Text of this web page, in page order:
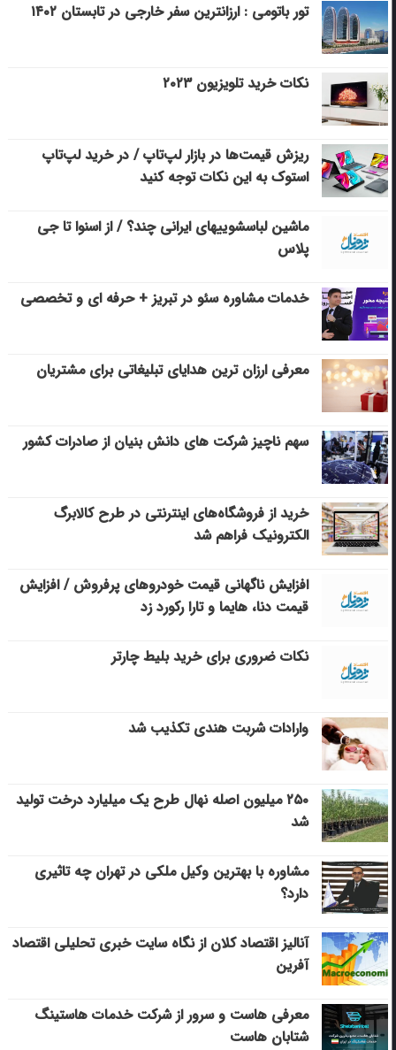
تور باتومی : ارزانترین سفر خارجی در تابستان ۱۴۰۲
نکات خرید تلویزیون ۲۰۲۳
ریزش قیمت‌ها در بازار لپ‌تاپ / در خرید لپ‌تاپ
استوک به این نکات توجه کنید
ماشین لباسشویی‎های ایرانی چند؟ / از اسنوا تا جی
پلاس
خدمات مشاوره سئو در تبریز + حرفه ای و تخصصی
معرفی ارزان ترین هدایای تبلیغاتی برای مشتریان
سهم ناچیز شرکت های دانش بنیان از صادرات کشور
خرید از فروشگاه‌های اینترنتی در طرح کالابرگ
الکترونیک فراهم شد
افزایش ناگهانی قیمت خودروهای پرفروش / افزایش
قیمت دنا، هایما و تارا رکورد زد
نکات ضروری برای خرید بلیط چارتر
وارادات شربت هندی تکذیب شد
۲۵۰ میلیون اصله نهال طرح یک میلیارد درخت تولید
شد
مشاوره با بهترین وکیل ملکی در تهران چه تاثیری
دارد؟
آنالیز اقتصاد کلان از نگاه سایت خبری تحلیلی اقتصاد
آفرین
معرفی هاست و سرور از شرکت خدمات هاستینگ
شتابان هاست